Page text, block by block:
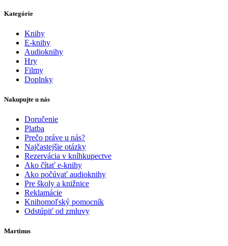
Kategórie
Knihy
E-knihy
Audioknihy
Hry
Filmy
Doplnky
Nakupujte u nás
Doručenie
Platba
Prečo práve u nás?
Najčastejšie otázky
Rezervácia v kníhkupectve
Ako čítať e-knihy
Ako počúvať audioknihy
Pre školy a knižnice
Reklamácie
Knihomoľský pomocník
Odstúpiť od zmluvy
Martinus